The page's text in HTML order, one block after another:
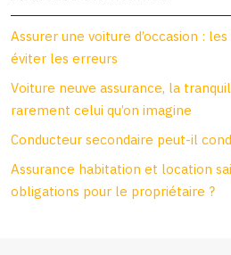
Assurer une voiture d’occasion :
éviter les erreurs
Voiture neuve assurance, la
rarement celui qu’on imagine
Conducteur secondaire peut-il
Assurance habitation et location
obligations pour le propriétaire ?